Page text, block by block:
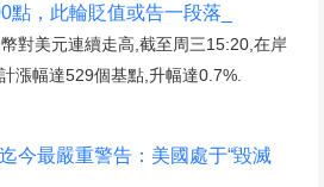
點，此輪貶值或告一段落_
對美元連續走高,截至周三15:20,在岸
漲幅達529個基點,升幅達0.7%.
今最嚴重警告：美國處于“毀滅